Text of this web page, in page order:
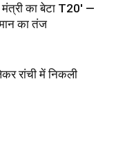
का बेटा T20′ —
का तंज
रांची में निकली